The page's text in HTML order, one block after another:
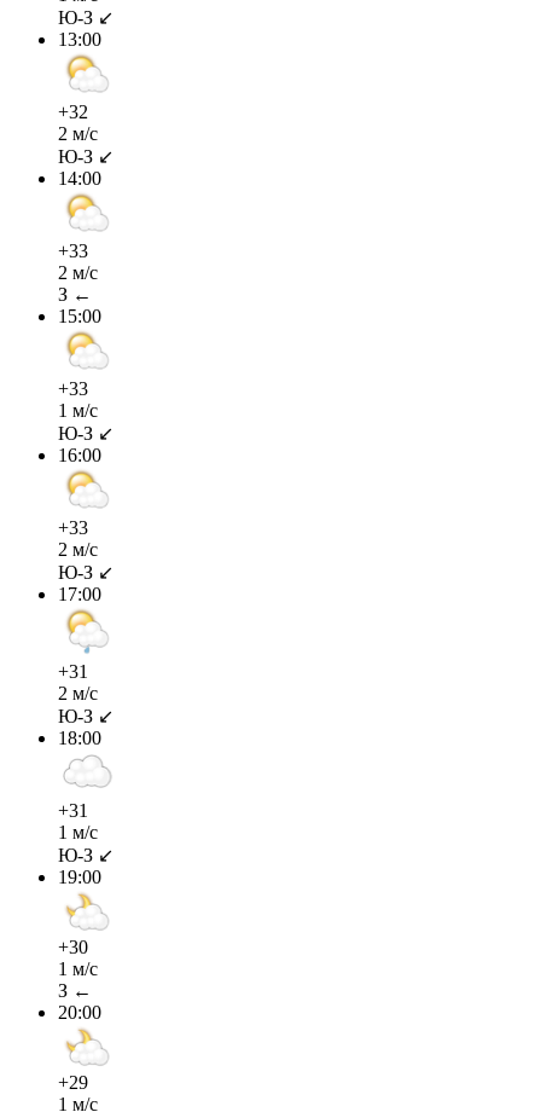
Ю-З ↙
13:00
+32
2 м/с
Ю-З ↙
14:00
+33
2 м/с
З ←
15:00
+33
1 м/с
Ю-З ↙
16:00
+33
2 м/с
Ю-З ↙
17:00
+31
2 м/с
Ю-З ↙
18:00
+31
1 м/с
Ю-З ↙
19:00
+30
1 м/с
З ←
20:00
+29
1 м/с